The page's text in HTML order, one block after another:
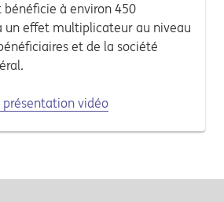
à environ 450
un effet multiplicateur au niveau
et de la société
présentation vidéo